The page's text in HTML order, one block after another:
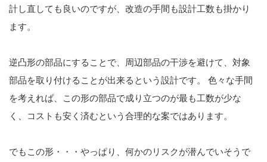
計し直しても良いのですが、改造の手間も設計工数も掛かり
ます。
逆凸形の部品にすることで、周辺部品の干渉を避けて、対象
部品を取り付けることが出来るという設計です。 色々な手間
を考えれば、この形の部品で成り立つのが最も工数が少な
く、コストも安く済むという合理的な案ではあります。
でもこの形・・・やっぱり、何かのリスクが潜んでいそうで